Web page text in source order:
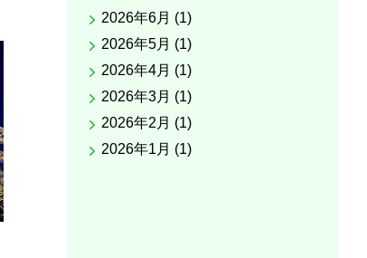
2026年6月 (1)
2026年5月 (1)
2026年4月 (1)
2026年3月 (1)
2026年2月 (1)
2026年1月 (1)